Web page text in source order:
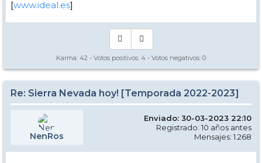
[www.ideal.es]
Karma: 42 - Votos positivos: 4 - Votos negativos: 0
Re: Sierra Nevada hoy! [Temporada 2022-2023]
NenRos
Enviado: 30-03-2023 22:10
Registrado: 10 años antes
Mensajes: 1.268